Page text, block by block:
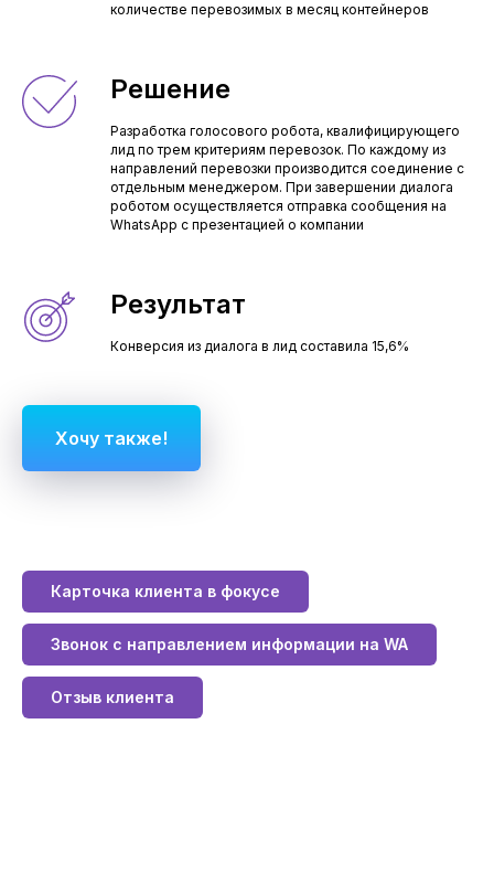
количестве перевозимых в месяц контейнеров
Решение
Разработка голосового робота, квалифицирующего
лид по трем критериям перевозок. По каждому из
направлений перевозки производится соединение с
отдельным менеджером. При завершении диалога
роботом осуществляется отправка сообщения на
WhatsApp с презентацией о компании
Результат
Конверсия из диалога в лид составила 15,6%
Хочу также!
Карточка клиента в фокусе
Звонок с направлением информации на WA
Отзыв клиента